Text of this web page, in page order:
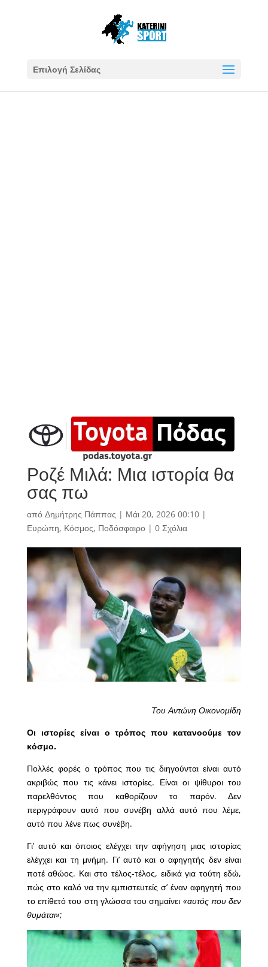
Επιλογή Σελίδας
Ροζέ Μιλά: Μια ιστορία θα
σας πω
από Δημήτρης Πάππας | Μάι 20, 2026 00:10|
Ευρώπη, Κόσμος, Ποδόσφαιρο| 0 Σχόλια
Του Αντώνη Οικονομίδη
Οι ιστορίες είναι ο τρόπος που κατανοούμε τον
κόσμο.
Πολλές φορές ο τρόπος που τις διηγούνται είναι αυτό
ακριβώς που τις κάνει ιστορίες. Είναι οι ψίθυροι του
παρελθόντος που καθορίζουν το παρόν. Δεν
περιγράφουν αυτό που συνέβη αλλά αυτό που λέμε,
αυτό που λένε πως συνέβη.
Γι’ αυτό και όποιος ελέγχει την αφήγηση μιας ιστορίας
ελέγχει και τη μνήμη. Γι’ αυτό και ο αφηγητής δεν είναι
ποτέ αθώος. Και στο τέλος-τέλος, ειδικά για τούτη εδώ,
πώς στο καλό να την εμπιστευτείς σ’ έναν αφηγητή που
το επίθετό του στη γλώσσα του σημαίνει «αυτός που δεν
θυμάται»;